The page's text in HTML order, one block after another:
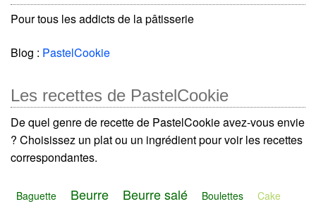
Pour tous les addicts de la pâtisserie
Blog : PastelCookie
Les recettes de PastelCookie
De quel genre de recette de PastelCookie avez-vous envie
? Choisissez un plat ou un ingrédient pour voir les recettes
correspondantes.
Baguette Beurre Beurre salé Boulettes Cake